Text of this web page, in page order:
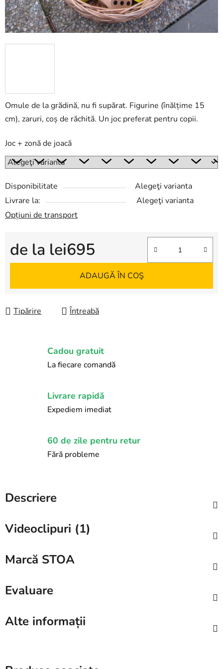
Omule de la grădină, nu fi supărat. Figurine (înălțime 15
cm), zaruri, coș de răchită. Un joc preferat pentru copii.
Joc + zonă de joacă
Disponibilitate
Alegeţi varianta
Livrare la:
Alegeţi varianta
Opțiuni de transport
de la lei695
Evaluare preţ:
ADAUGĂ ÎN COŞ
Tipărire Întreabă
Cadou gratuit
La fiecare comandă
Livrare rapidă
Expediem imediat
60 de zile pentru retur
Fără probleme
Descriere
Videoclipuri (1)
Marcă STOA
Evaluare
Alte informații